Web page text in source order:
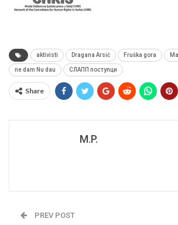
aktivisti Dragana Arsić Fruška gora
ne dam Nu dau СЛАПП поступци
Share
M.P.
PREV POST